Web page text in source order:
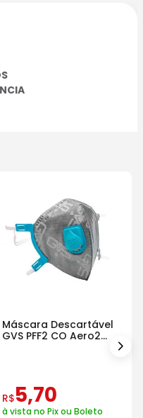
Máscara Descartável
GVS PFF2 CO Aero2
R$5,70
à vista no Pix ou Boleto